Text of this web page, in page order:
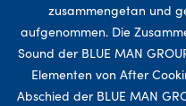
zusammengetan und
aufgenommen. Die
Sound der BLUE MAN
Elementen von After
Abschied der BLUE MAN